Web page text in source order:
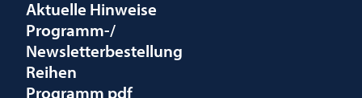
Aktuelle Hinweise
Programm-/
Newsletterbestellung
Reihen
Programm pdf